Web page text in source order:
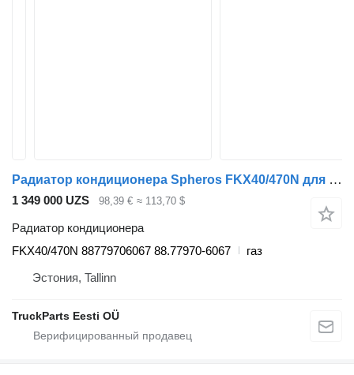
Радиатор кондиционера Spheros FKX40/470N для автобуса MAN
1 349 000 UZS 98,39 € ≈ 113,70 $
Радиатор кондиционера
FKX40/470N 88779706067 88.77970-6067
газ
Эстония, Tallinn
TruckParts Eesti OÜ